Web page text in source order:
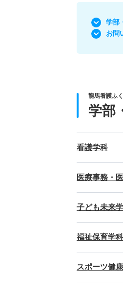
学部
お問
龍馬看護ふ
学部
看護学科
医療事務・
子ども未来
福祉保育学科
スポーツ健